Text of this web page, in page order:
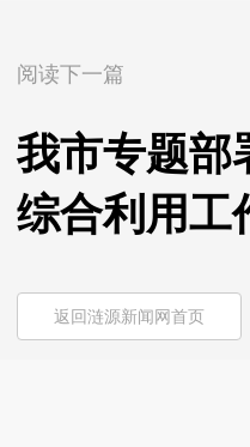
阅读下一篇
我市专题部
综合利用工
返回涟源新闻网首页